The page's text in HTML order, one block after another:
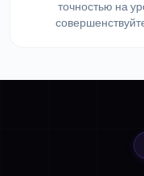
точностью на